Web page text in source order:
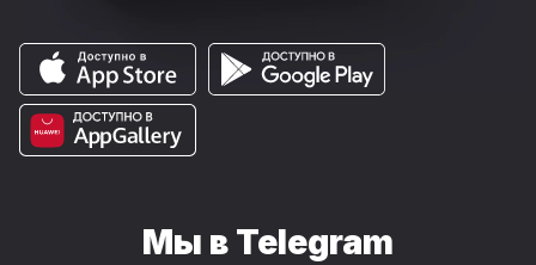
Мы в Telegram